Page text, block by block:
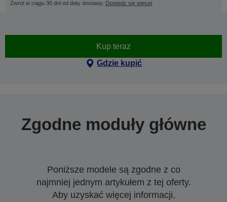
Zwrot w ciągu 30 dni od daty dostawy. Dowiedz się więcej
Kup teraz
Gdzie kupić
Zgodne moduły główne
Poniższe modele są zgodne z co
najmniej jednym artykułem z tej oferty.
Aby uzyskać więcej informacji,